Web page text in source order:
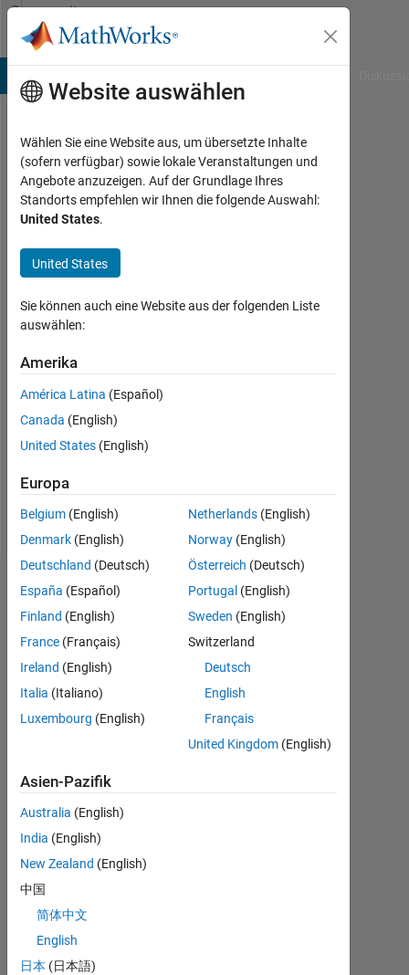
Weiter zum Inhalt
Community
Profile
HC98
Last
seen:
fast 2
Jahre
vor
Aktiv
seit
0
Following:
Follow
Dashboard
MATLAB Answers
BEITRÄGE L
0
2
3
4
5
8
RANG
Website auswählen
Wählen Sie eine Website aus, um übersetzte Inhalte
(sofern verfügbar) sowie lokale Veranstaltungen und
Angebote anzuzeigen. Auf der Grundlage Ihres
Standorts empfehlen wir Ihnen die folgende Auswahl:
United States.
United States
Sie können auch eine Website aus der folgenden Liste
auswählen:
Amerika
América Latina (Español)
Canada (English)
United States (English)
Europa
Belgium (English)
Denmark (English)
Deutschland (Deutsch)
España (Español)
Finland (English)
France (Français)
Ireland (English)
Italia (Italiano)
Luxembourg (English)
Netherlands (English)
Norway (English)
Österreich (Deutsch)
Portugal (English)
Sweden (English)
Switzerland
Deutsch
English
Français
United Kingdom (English)
Asien-Pazifik
Australia (English)
India (English)
New Zealand (English)
中国
简体中文
English
日本 (日本語)